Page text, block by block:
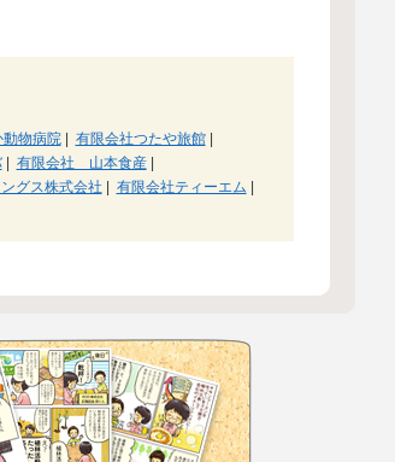
動物病院| 有限会社つたや旅館|
| 有限会社 山本食産|
グス株式会社 | 有限会社ティーエム |